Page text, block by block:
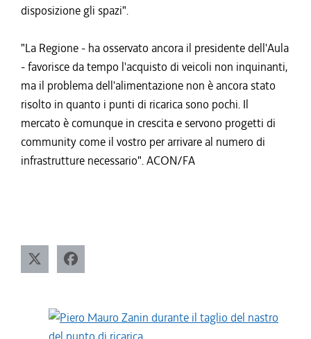
disposizione gli spazi".
"La Regione - ha osservato ancora il presidente dell'Aula
- favorisce da tempo l'acquisto di veicoli non inquinanti,
ma il problema dell'alimentazione non è ancora stato
risolto in quanto i punti di ricarica sono pochi. Il
mercato è comunque in crescita e servono progetti di
community come il vostro per arrivare al numero di
infrastrutture necessario". ACON/FA